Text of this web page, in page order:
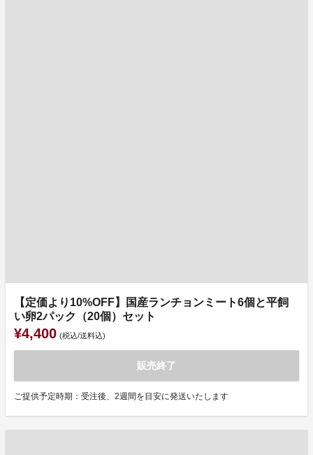
【定価より10%OFF】国産ランチョンミート6個と平飼
い卵2パック（20個）セット
¥4,400 (税込/送料込)
販売終了
ご提供予定時期：受注後、2週間を目安に発送いたします